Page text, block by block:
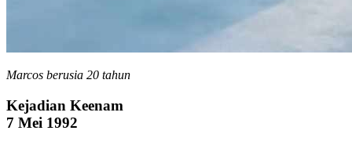
Marcos berusia 20 tahun
Kejadian Keenam
7 Mei 1992